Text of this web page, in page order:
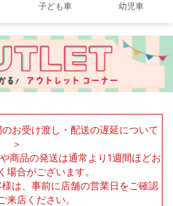
子ども車 幼児車
お受け渡し・配送の遅延について
＞
商品の発送は通常より1週間ほどお
場合がございます。
は、事前に店舗の営業日をご確認
来店ください。